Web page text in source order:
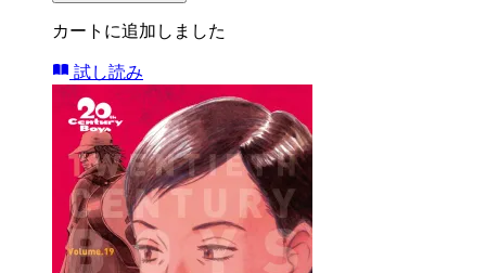
カートに追加しました
試し読み